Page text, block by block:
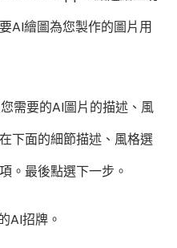
AI繪圖為您製作的圖片用
需要的AI圖片的描述、風
下面的細節描述、風格選
。最後點選下一步。
AI招牌。